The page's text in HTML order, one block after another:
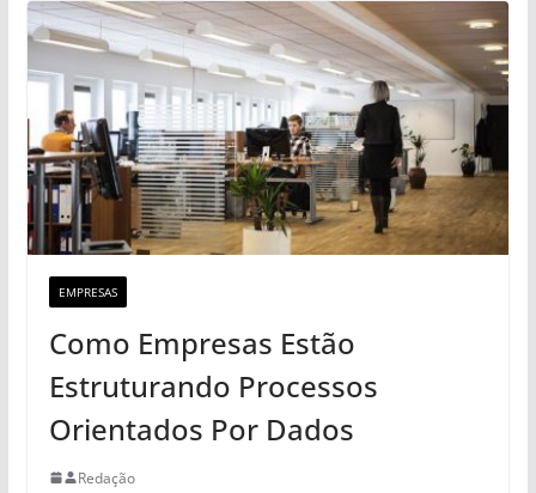
EMPRESAS
Como Empresas Estão
Estruturando Processos
Orientados Por Dados
Redação